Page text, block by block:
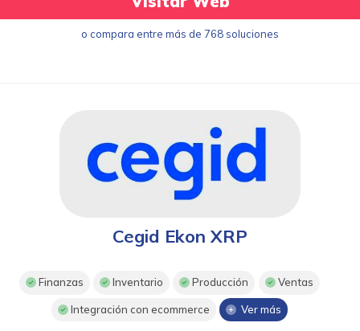
o compara entre más de 768 soluciones
Cegid Ekon XRP
Finanzas Inventario Producción Ventas
Integración con ecommerce Ver más